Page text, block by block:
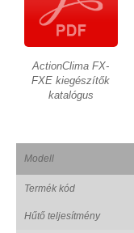
ActionClima FX-
FXE kiegészítők
katalógus
Modell
Termék kód
Hűtő teljesítmény